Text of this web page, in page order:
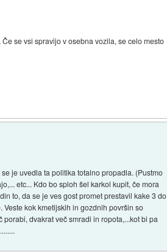
se vsi spravijo v osebna vozila, se celo mesto
je uvedla ta politika totalno propadla. (Pustmo
etc... Kdo bo sploh šel karkol kupit, če mora
to, da se je ves gost promet prestavil kake 3 do
kok kmetijskih in gozdnih površin so
dvakrat več smradi in ropota,...kot bi pa